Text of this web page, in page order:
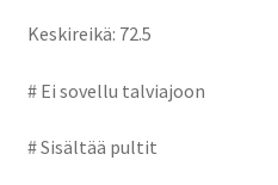
Keskireikä: 72.5
# Ei sovellu talviajoon
# Sisältää pultit